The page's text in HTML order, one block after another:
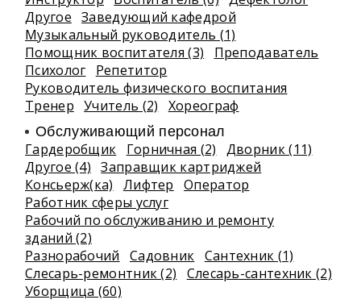
Другое Заведующий кафедрой
Музыкальный руководитель (1)
Помощник воспитателя (3)
Преподаватель
Психолог
Репетитор
Руководитель физического воспитания
Тренер Учитель (2) Хореограф
Обслуживающий персонал
Гардеробщик Горничная (2)
Дворник (11)
Другое (4)
Заправщик картриджей
Консьерж(ка)
Лифтер
Оператор
Работник сферы услуг
Рабочий по обслуживанию и ремонту
зданий (2)
Разнорабочий
Садовник Сантехник (1)
Слесарь-ремонтник (2)
Слесарь-сантехник (2)
Уборщица (60)